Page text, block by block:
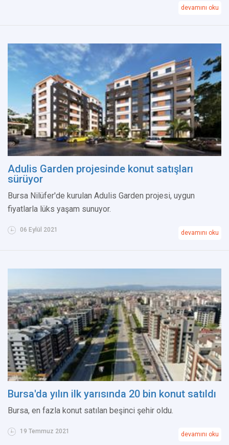
devamını oku
Adulis Garden projesinde konut satışları
sürüyor
Bursa Nilüfer'de kurulan Adulis Garden projesi, uygun
fiyatlarla lüks yaşam sunuyor.
06 Eylül 2021 devamını oku
Bursa'da yılın ilk yarısında 20 bin konut satıldı
Bursa, en fazla konut satılan beşinci şehir oldu.
19 Temmuz 2021 devamını oku